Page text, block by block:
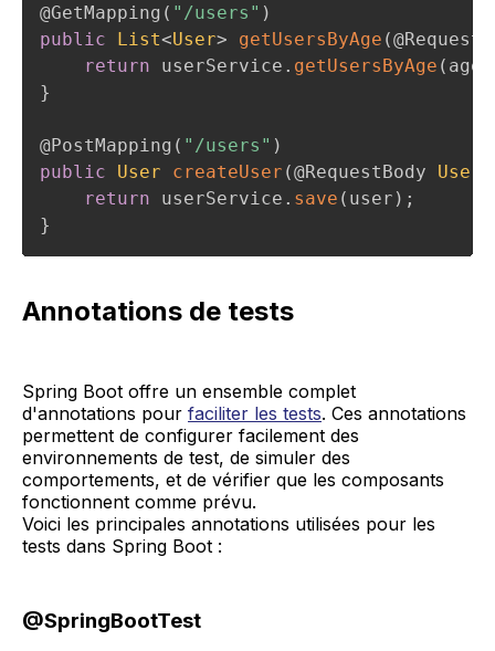
@GetMapping ( "/users" )
public
List<User> getUsersByAge (
return userService . getUsersByAge ( age
}
@PostMapping ( "/users" )
public
User createUser (@RequestBody User
return userService . save ( user ) ;
}
Annotations de tests
Spring Boot offre un ensemble complet
d'annotations pour faciliter les tests. Ces annotations
permettent de configurer facilement des
environnements de test, de simuler des
comportements, et de vérifier que les composants
fonctionnent comme prévu.
Voici les principales annotations utilisées pour les
tests dans Spring Boot :
@SpringBootTest